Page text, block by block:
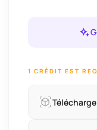
1 CRÉDIT EST